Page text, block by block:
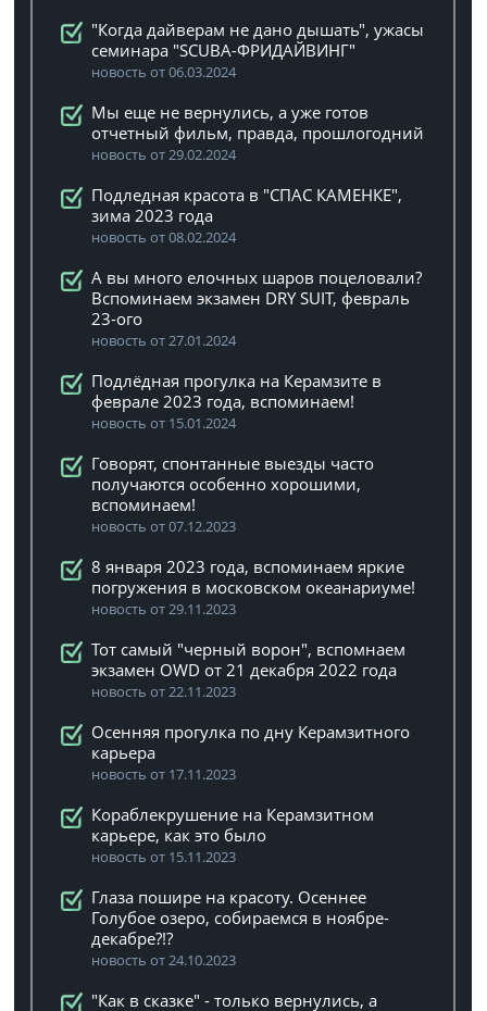
"Когда дайверам не дано дышать", ужасы
семинара "SCUBA-ФРИДАЙВИНГ"
новость от 06.03.2024
Мы еще не вернулись, а уже готов
отчетный фильм, правда, прошлогодний
новость от 29.02.2024
Подледная красота в "СПАС КАМЕНКЕ",
зима 2023 года
новость от 08.02.2024
А вы много елочных шаров поцеловали?
Вспоминаем экзамен DRY SUIT, февраль
23-ого
новость от 27.01.2024
Подлёдная прогулка на Керамзите в
феврале 2023 года, вспоминаем!
новость от 15.01.2024
Говорят, спонтанные выезды часто
получаются особенно хорошими,
вспоминаем!
новость от 07.12.2023
8 января 2023 года, вспоминаем яркие
погружения в московском океанариуме!
новость от 29.11.2023
Тот самый "черный ворон", вспомнаем
экзамен OWD от 21 декабря 2022 года
новость от 22.11.2023
Осенняя прогулка по дну Керамзитного
карьера
новость от 17.11.2023
Кораблекрушение на Керамзитном
карьере, как это было
новость от 15.11.2023
Глаза пошире на красоту. Осеннее
Голубое озеро, собираемся в ноябре-
декабре?!?
новость от 24.10.2023
"Как в сказке" - только вернулись, а